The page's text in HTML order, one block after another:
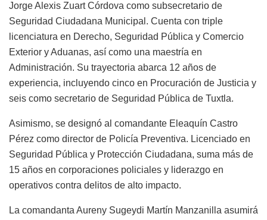
Jorge Alexis Zuart Córdova como subsecretario de
Seguridad Ciudadana Municipal. Cuenta con triple
licenciatura en Derecho, Seguridad Pública y Comercio
Exterior y Aduanas, así como una maestría en
Administración. Su trayectoria abarca 12 años de
experiencia, incluyendo cinco en Procuración de Justicia y
seis como secretario de Seguridad Pública de Tuxtla.
Asimismo, se designó al comandante Eleaquín Castro
Pérez como director de Policía Preventiva. Licenciado en
Seguridad Pública y Protección Ciudadana, suma más de
15 años en corporaciones policiales y liderazgo en
operativos contra delitos de alto impacto.
La comandanta Aureny Sugeydi Martín Manzanilla asumirá